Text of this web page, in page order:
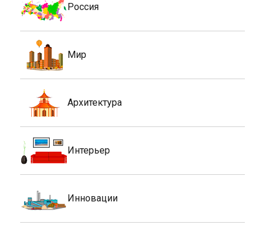
Россия
Мир
Архитектура
Интерьер
Инновации